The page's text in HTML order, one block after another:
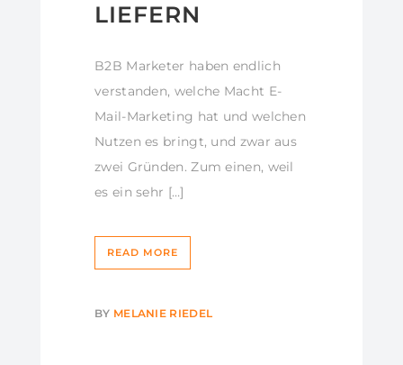
LIEFERN
B2B Marketer haben endlich
verstanden, welche Macht E-
Mail-Marketing hat und welchen
Nutzen es bringt, und zwar aus
zwei Gründen. Zum einen, weil
es ein sehr […]
READ MORE
BY MELANIE RIEDEL